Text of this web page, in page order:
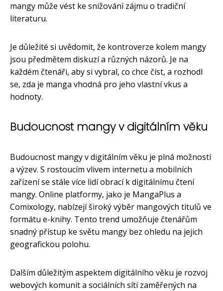
mangy může vést ke snižování zájmu o tradiční
literaturu.
Je důležité si uvědomit, že kontroverze kolem mangy
jsou předmětem diskuzí a různých názorů. Je na
každém čtenáři, aby si vybral, co chce číst, a rozhodl
se, zda je manga vhodná pro jeho vlastní vkus a
hodnoty.
Budoucnost mangy v digitálním věku
Budoucnost mangy v digitálním věku je plná možností
a výzev. S rostoucím vlivem internetu a mobilních
zařízení se stále více lidí obrací k digitálnímu čtení
mangy. Online platformy, jako je MangaPlus a
Comixology, nabízejí široký výběr mangových titulů ve
formátu e-knihy. Tento trend umožňuje čtenářům
snadný přístup ke světu mangy bez ohledu na jejich
geografickou polohu.
Dalším důležitým aspektem digitálního věku je rozvoj
webových komunit a sociálních sítí zaměřených na